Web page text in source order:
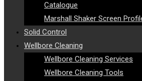
Catalogue
Marshall Shaker Screen
Solid Control
Wellbore Cleaning
Wellbore Cleaning Services
Wellbore Cleaning Tools